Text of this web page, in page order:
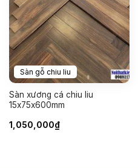
Sàn gỗ chiu liu
Sàn xương cá chiu liu
15x75x600mm
1,050,000₫